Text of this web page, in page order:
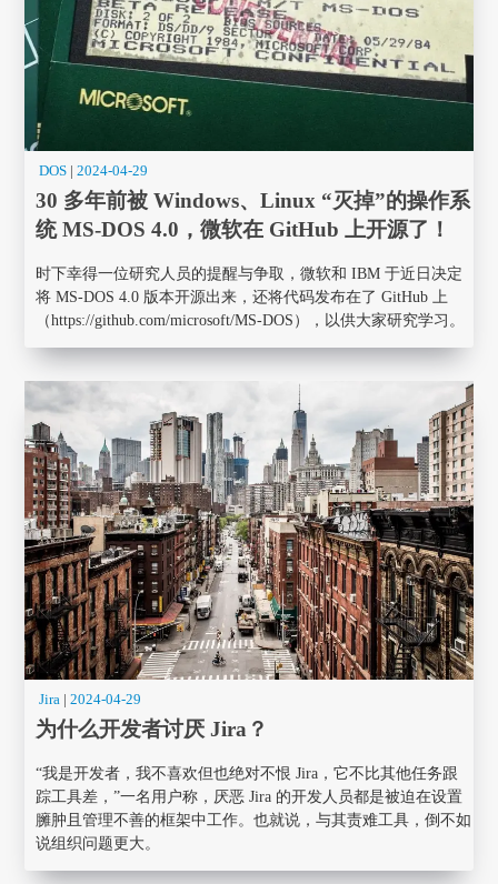
DOS |2024-04-29
30 多年前被 Windows、Linux “灭掉”的操作系
统 MS-DOS 4.0，微软在 GitHub 上开源了！
时下幸得一位研究人员的提醒与争取，微软和 IBM 于近日决定
将 MS-DOS 4.0 版本开源出来，还将代码发布在了 GitHub 上
（https://github.com/microsoft/MS-DOS），以供大家研究学习。
Jira |2024-04-29
为什么开发者讨厌 Jira？
“我是开发者，我不喜欢但也绝对不恨 Jira，它不比其他任务跟
踪工具差，”一名用户称，厌恶 Jira 的开发人员都是被迫在设置
臃肿且管理不善的框架中工作。也就说，与其责难工具，倒不如
说组织问题更大。